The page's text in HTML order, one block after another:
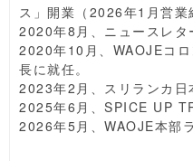
ス」開業（2026年1月営業
2020年8月、ニュースレタ
2020年10月、WAOJEコ
長に就任。
2023年2月、スリランカ日
2025年6月、SPICE UP
2026年5月、WAOJE本部